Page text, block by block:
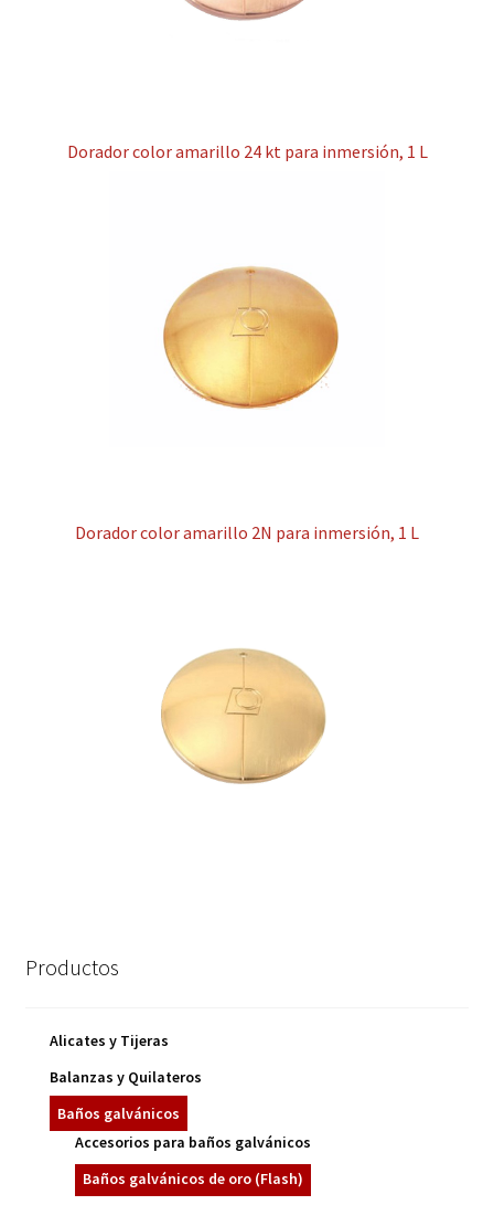
Dorador color amarillo 24 kt para inmersión, 1 L
Dorador color amarillo 2N para inmersión, 1 L
Productos
Alicates y Tijeras
Balanzas y Quilateros
Baños galvánicos
Accesorios para baños galvánicos
Baños galvánicos de oro (Flash)